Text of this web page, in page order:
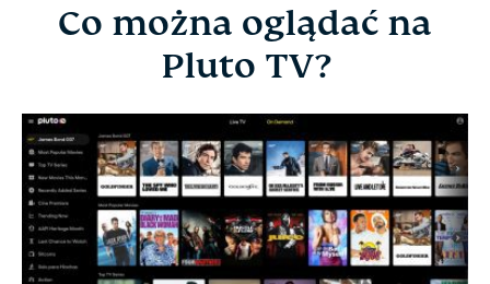
Co można oglądać na
Pluto TV?